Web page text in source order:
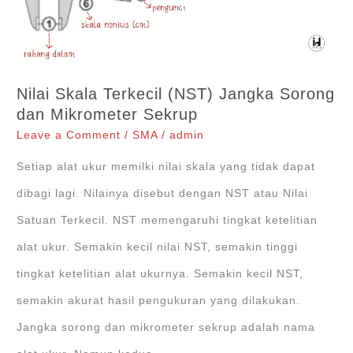
tes.bppp.kemdikbud.go.id
Nilai Skala Terkecil (NST) Jangka Sorong
dan Mikrometer Sekrup
Leave a Comment /SMA/admin
Setiap alat ukur memilki nilai skala yang tidak dapat
dibagi lagi. Nilainya disebut dengan NST atau Nilai
Satuan Terkecil. NST memengaruhi tingkat ketelitian
alat ukur. Semakin kecil nilai NST, semakin tinggi
tingkat ketelitian alat ukurnya. Semakin kecil NST,
semakin akurat hasil pengukuran yang dilakukan.
Jangka sorong dan mikrometer sekrup adalah nama